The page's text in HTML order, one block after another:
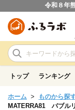
令和８年
トップ ランキング
ホーム ものから探
MATERRA81 バブル